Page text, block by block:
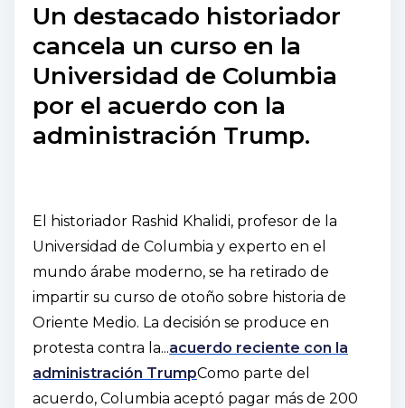
Un destacado historiador
cancela un curso en la
Universidad de Columbia
por el acuerdo con la
administración Trump.
El historiador Rashid Khalidi, profesor de la
Universidad de Columbia y experto en el
mundo árabe moderno, se ha retirado de
impartir su curso de otoño sobre historia de
Oriente Medio. La decisión se produce en
protesta contra la...acuerdo reciente con la
administración TrumpComo parte del
acuerdo, Columbia aceptó pagar más de 200